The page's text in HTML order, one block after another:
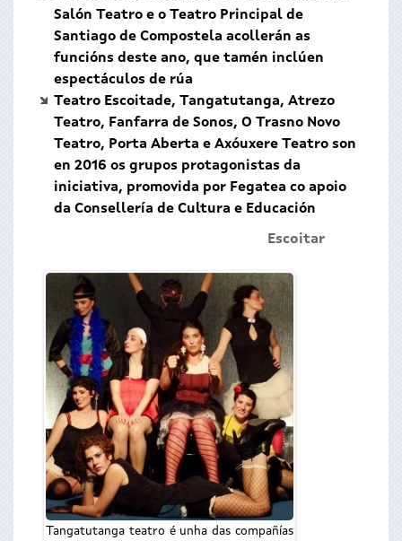
Salón Teatro e o Teatro Principal de
Santiago de Compostela acollerán as
funcións deste ano, que tamén inclúen
espectáculos de rúa
Teatro Escoitade, Tangatutanga, Atrezo
Teatro, Fanfarra de Sonos, O Trasno Novo
Teatro, Porta Aberta e Axóuxere Teatro son
en 2016 os grupos protagonistas da
iniciativa, promovida por Fegatea co apoio
da Consellería de Cultura e Educación
Escoitar
Tangatutanga teatro é unha das compañías